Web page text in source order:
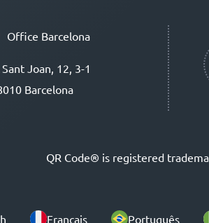
Office Barcelona
Sant Joan, 12, 3-1
Barcelona
QR Code® is registered
Français Português